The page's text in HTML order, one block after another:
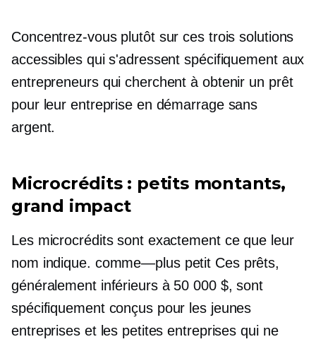
Concentrez-vous plutôt sur ces trois solutions
accessibles qui s'adressent spécifiquement aux
entrepreneurs qui cherchent à obtenir un prêt
pour leur entreprise en démarrage sans
argent.
Microcrédits : petits montants,
grand impact
Les microcrédits sont exactement ce que leur
nom indique. comme—plus petit Ces prêts,
généralement inférieurs à 50 000 $, sont
spécifiquement conçus pour les jeunes
entreprises et les petites entreprises qui ne